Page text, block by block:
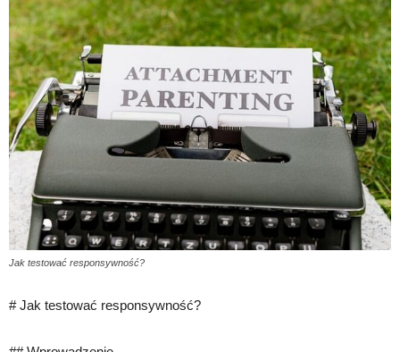
Jak testować responsywność?
# Jak testować responsywność?